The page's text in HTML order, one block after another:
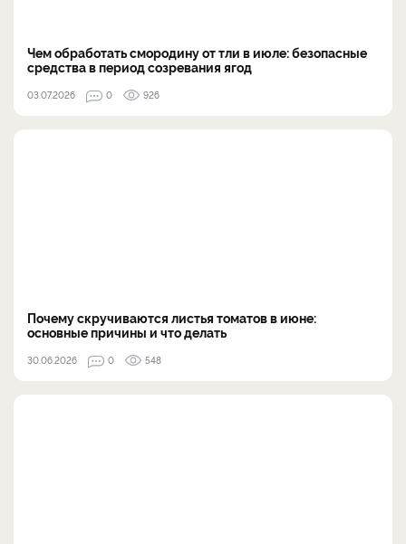
Чем обработать смородину от тли в июле: безопасные
средства в период созревания ягод
03.07.2026 0 926
Почему скручиваются листья томатов в июне:
основные причины и что делать
30.06.2026 0 548